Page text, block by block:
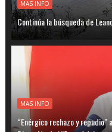
MAS INFO
Continúa la búsqueda de
MAS INFO
“Enérgico rechazo y